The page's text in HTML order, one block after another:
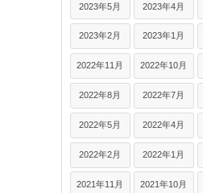
2023年5月 2023年4月
2023年2月 2023年1月
2022年11月 2022年10月
2022年8月 2022年7月
2022年5月 2022年4月
2022年2月 2022年1月
2021年11月 2021年10月